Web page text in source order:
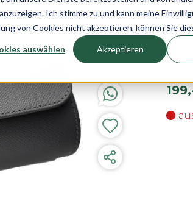
Ich stimme zu und kann meine
von Cookies nicht akzeptieren, können Sie
auswählen Akzeptieren